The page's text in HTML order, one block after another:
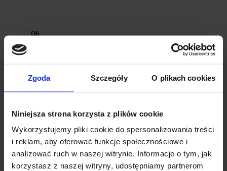
Zgoda Szczegóły O plikach cookies
Niniejsza strona korzysta z plików cookie
Wykorzystujemy pliki cookie do spersonalizowania treści
i reklam, aby oferować funkcje społecznościowe i
analizować ruch w naszej witrynie. Informacje o tym, jak
korzystasz z naszej witryny, udostępniamy partnerom
06
Farben